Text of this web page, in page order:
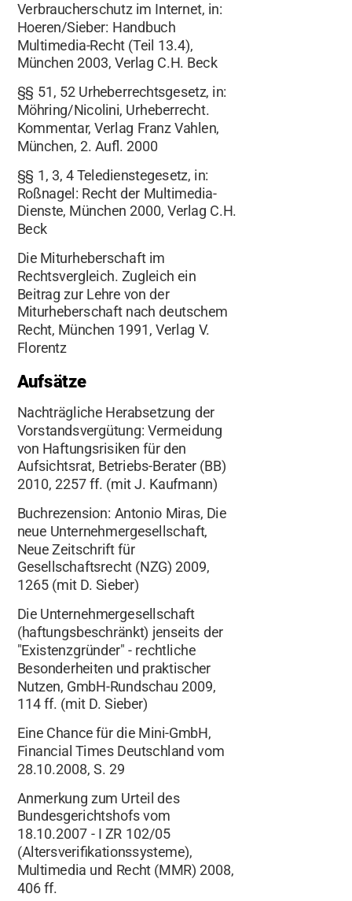
Verbraucherschutz im Internet, in:
Hoeren/Sieber: Handbuch
Multimedia-Recht (Teil 13.4),
München 2003, Verlag C.H. Beck
§§ 51, 52 Urheberrechtsgesetz, in:
Möhring/Nicolini, Urheberrecht.
Kommentar, Verlag Franz Vahlen,
München, 2. Aufl. 2000
§§ 1, 3, 4 Teledienstegesetz, in:
Roßnagel: Recht der Multimedia-
Dienste, München 2000, Verlag C.H.
Beck
Die Miturheberschaft im
Rechtsvergleich. Zugleich ein
Beitrag zur Lehre von der
Miturheberschaft nach deutschem
Recht, München 1991, Verlag V.
Florentz
Aufsätze
Nachträgliche Herabsetzung der
Vorstandsvergütung: Vermeidung
von Haftungsrisiken für den
Aufsichtsrat, Betriebs-Berater (BB)
2010, 2257 ff. (mit J. Kaufmann)
Buchrezension: Antonio Miras, Die
neue Unternehmergesellschaft,
Neue Zeitschrift für
Gesellschaftsrecht (NZG) 2009,
1265 (mit D. Sieber)
Die Unternehmergesellschaft
(haftungsbeschränkt) jenseits der
"Existenzgründer" - rechtliche
Besonderheiten und praktischer
Nutzen, GmbH-Rundschau 2009,
114 ff. (mit D. Sieber)
Eine Chance für die Mini-GmbH,
Financial Times Deutschland vom
28.10.2008, S. 29
Anmerkung zum Urteil des
Bundesgerichtshofs vom
18.10.2007 - I ZR 102/05
(Altersverifikationssysteme),
Multimedia und Recht (MMR) 2008,
406 ff.